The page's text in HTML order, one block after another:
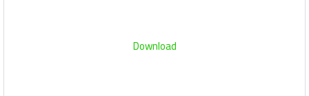
Download